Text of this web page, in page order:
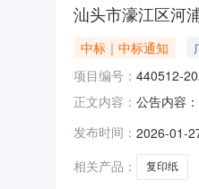
汕头市濠江区河
中标｜中标通知
项目编号： 440512-
正文内容： 公告内容
（元）复
发布时间： 2026-01-
相关产品：
复印纸